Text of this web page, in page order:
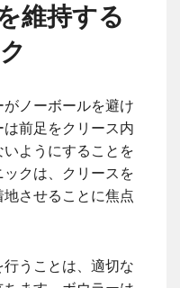
維持する
ノーボールを避け
前足をクリース内
ようにすることを
クは、クリースを
させることに焦点
うことは、適切な